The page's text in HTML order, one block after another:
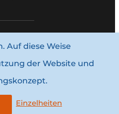
und Konditionen
Auf diese Weise
der Website und
Einzelheiten